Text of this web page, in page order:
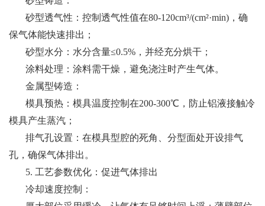
砂型透气性：控制透气性值在80-120cm³/(cm²·min)，确
保气体能快速排出；
砂型水分：水分含量≤0.5%，并经充分烘干；
涂料处理：涂料需干燥，避免浇注时产生气体。
金属型铸造：
模具预热：模具温度控制在200-300℃，防止铝液接触冷
模具产生蒸汽；
排气孔设置：在模具型腔的死角、分型面处开设排气
孔，确保气体排出。
5. 工艺参数优化：促进气体排出
冷却速度控制：